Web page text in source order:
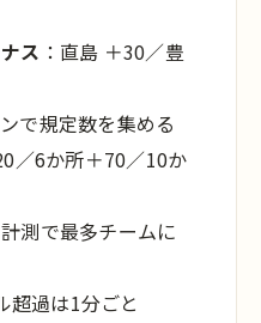
ス ：直島 ＋30／豊
で規定数を集める
／6か所＋70／10か
測で最多チームに
超過は1分ごと